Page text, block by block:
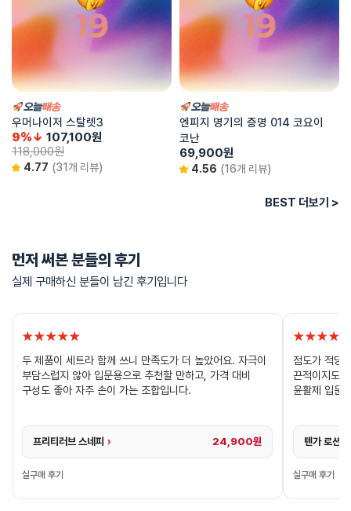
우머나이저 스탈렛3
9%↓ 107,100원
118,000원
4.77 (31개 리뷰)
엔피지 명기의 증명 014 코요이
코난
69,900원
4.56 (16개 리뷰)
BEST 더보기 >
먼저 써본 분들의 후기
실제 구매하신 분들이 남긴 후기입니다
★★★★★
두 제품이 세트라 함께 쓰니 만족도가 더 높았어요. 자극이
부담스럽지 않아 입문용으로 추천할 만하고, 가격 대비
구성도 좋아 자주 손이 가는 조합입니다.
프리티러브 스네피 › 24,900원
실구매 후기
★★★★★
점도가 적당
끈적이지도
윤활제 입문
텐가 로션
실구매 후기